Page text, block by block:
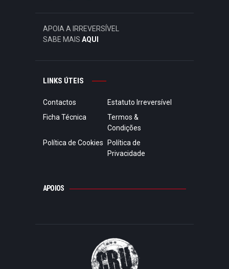
APOIA A IRREVERSÍVEL
SABE MAIS AQUI
LINKS ÚTEIS
Contactos
Estatuto Irreversível
Ficha Técnica
Termos &
Condições
Política de Cookies
Política de
Privacidade
APOIOS